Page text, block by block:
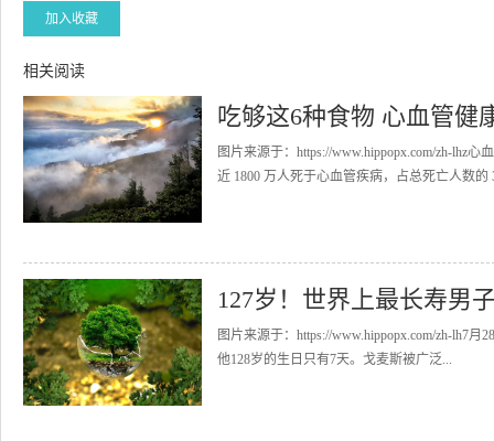
加入收藏
相关阅读
吃够这6种食物 心血管健
图片来源于：https://www.hippopx.com/zh-lhz
近 1800 万人死于心血管疾病，占总死亡人数的
127岁！世界上最长寿男
图片来源于：https://www.hippopx.com/zh-lh7月
他128岁的生日只有7天。戈麦斯被广泛...